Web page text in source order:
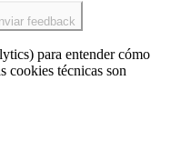
feedback
para entender cómo
cookies técnicas son